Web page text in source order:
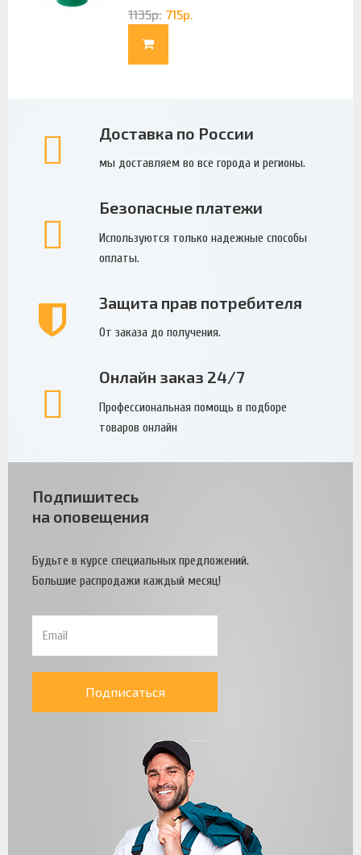
1135р. 715р.
Доставка по России
мы доставляем во все города и регионы.
Безопасные платежи
Используются только надежные способы
оплаты.
Защита прав потребителя
От заказа до получения.
Онлайн заказ 24/7
Профессиональная помощь в подборе
товаров онлайн
Подпишитесь
на оповещения
Будьте в курсе специальных предложений.
Большие распродажи каждый месяц!
Подписаться